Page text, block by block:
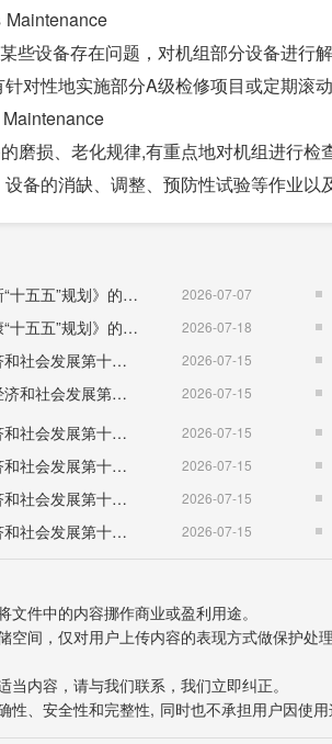
些设备存在问题，对机组部分设备进行
对性地实施部分A级检修项目或定期滚动
磨损、老化规律,有重点地对机组进行
备的消缺、调整、预防性试验等作业以
国务院关于印发《城市更新“十五五”规划》的通知（国发〔2026〕12号）
2026-07-07
国务院关于印发《国民健康“十五五”规划》的通知 （国发〔2026〕23号） 2026-07-18
（福建省）福州市国民经济和社会发展第十五个五年规划纲要 2026-07-15
（河南省）平顶山市国民经济和社会发展第十五个五年规划纲要 2026-07-15
（河南省）洛阳市国民经济和社会发展第十五个五年规划纲要 2026-07-15
（福建省）南平市国民经济和社会发展第十五个五年规划纲要 2026-07-15
（湖北省）随州市国民经济和社会发展第十五个五年规划纲要 2026-07-15
（辽宁省）大连市国民经济和社会发展第十五个五年规划纲要 2026-07-15
件中的内容挪作商业或盈利用途。
空间，仅对用户上传内容的表现方式做保护
内容，请与我们联系，我们立即纠正。
性、安全性和完整性, 同时也不承担用户因使